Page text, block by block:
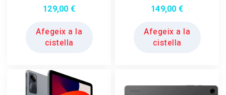
129,00 €
Afegeix a la
cistella
149,00 €
Afegeix a la
cistella